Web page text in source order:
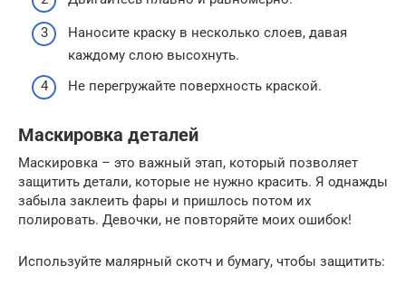
Наносите краску в несколько слоев, давая
каждому слою высохнуть.
Не перегружайте поверхность краской.
Маскировка деталей
Маскировка – это важный этап, который позволяет
защитить детали, которые не нужно красить. Я однажды
забыла заклеить фары и пришлось потом их
полировать. Девочки, не повторяйте моих ошибок!
Используйте малярный скотч и бумагу, чтобы защитить: